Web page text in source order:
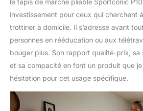
le tapis de marche pliable Sportconic
investissement pour ceux qui cherchent
trottiner à domicile. Il s’adresse avant
personnes en rééducation ou aux
bouger plus. Son rapport qualité-prix, sa
et sa compacité en font un produit que
hésitation pour cet usage spécifique.